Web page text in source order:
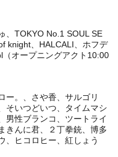
、TOKYO No.1 SOUL SE
knight、HALCALI、ホフデ
（オープニングアクト10:00
ー。、さや香、サルゴリ
そいつどいつ、タイムマシ
男性ブランコ、ツートライ
きんに君、２丁拳銃、博多
、ヒコロヒー、紅しょう